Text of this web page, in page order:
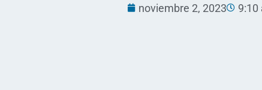
noviembre 2, 2023 9:10